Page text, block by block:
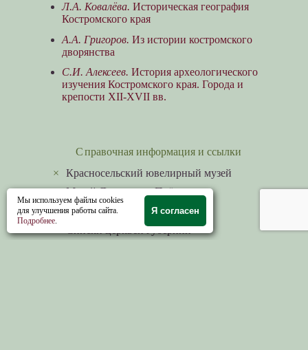
Л.А. Ковалёва. Историческая география
Костромского края
А.А. Григоров. Из истории костромского
дворянства
С.И. Алексеев. История археологического
изучения Костромского края. Города и
крепости XII-XVII вв.
Справочная информация и ссылки
×Красносельский ювелирный музей
×Музей Левитана в Плёсе
×Костромская губерния
Списки церквей губернии
Мы используем файлы cookies
для улучшения работы сайта.
Подробнее.
Я согласен